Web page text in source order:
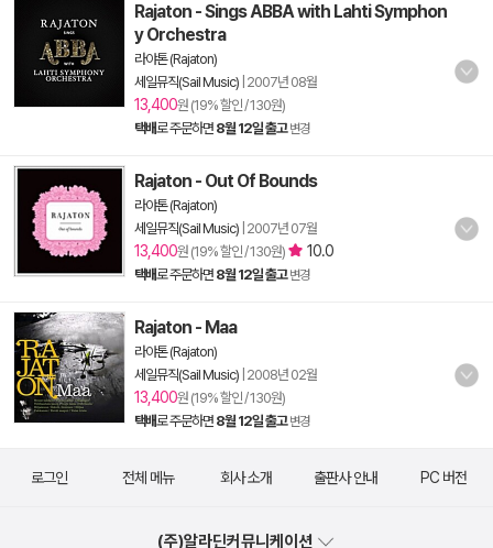
Rajaton - Sings ABBA with Lahti Symphon
y Orchestra
라야톤 (Rajaton)
세일뮤직(Sail Music) 2007년 08월
13,400원 (19% 할인 / 130원)
택배로 주문하면 8월 12일 출고 변경
Rajaton - Out Of Bounds
라야톤 (Rajaton)
세일뮤직(Sail Music) 2007년 07월
13,400원 (19% 할인 / 130원) 10.0
택배로 주문하면 8월 12일 출고 변경
Rajaton - Maa
라야톤 (Rajaton)
세일뮤직(Sail Music) 2008년 02월
13,400원 (19% 할인 / 130원)
택배로 주문하면 8월 12일 출고 변경
로그인 전체 메뉴 회사 소개 출판사 안내 PC 버전
(주)알라딘커뮤니케이션